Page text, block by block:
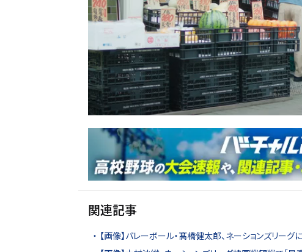
関連記事
【画像】バレーボール・髙橋健太郎、ネーションズリーグ